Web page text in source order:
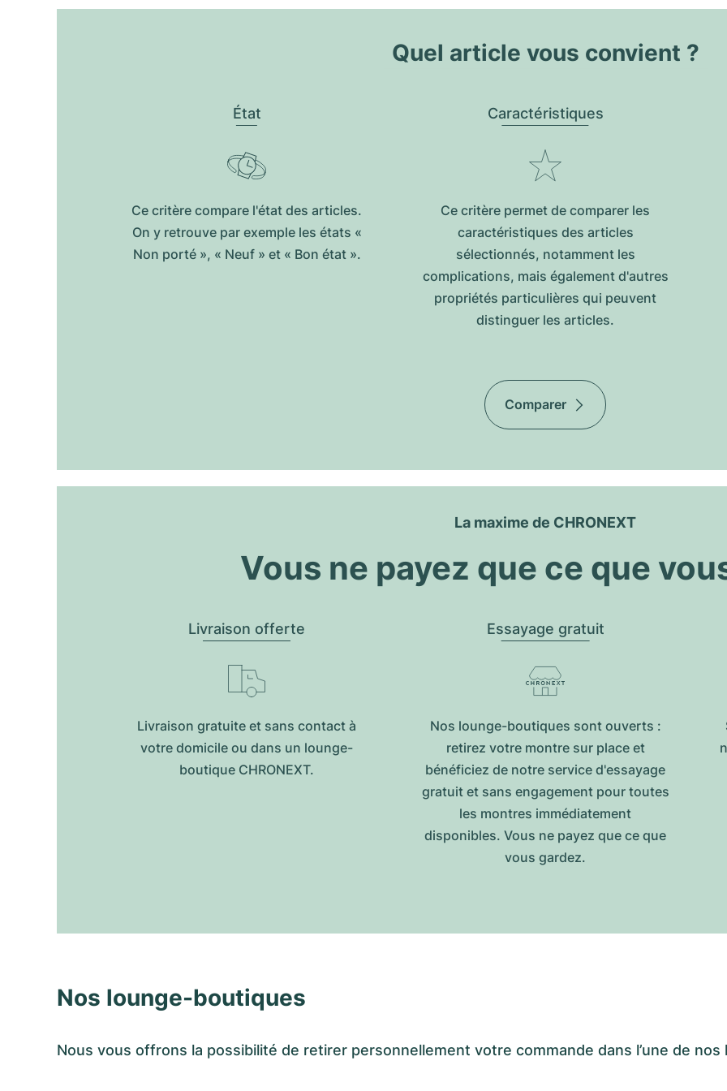
Quel article vous convient ?
État
Ce critère compare l'état des articles.
On y retrouve par exemple les états «
Non porté », « Neuf » et « Bon état ».
Caractéristiques
Ce critère permet de comparer les
caractéristiques des articles
sélectionnés, notamment les
complications, mais également d'autres
propriétés particulières qui peuvent
distinguer les articles.
Comparer
La maxime de CHRONEXT
Vous ne payez que ce que
Livraison offerte
Livraison gratuite et sans contact à
votre domicile ou dans un lounge-
boutique CHRONEXT.
Essayage gratuit
Nos lounge-boutiques sont ouverts :
retirez votre montre sur place et
bénéficiez de notre service d'essayage
gratuit et sans engagement pour toutes
les montres immédiatement
disponibles. Vous ne payez que ce que
vous gardez.
Nos lounge-boutiques
Nous vous offrons la possibilité de retirer personnellement votre commande dans l’une de nos